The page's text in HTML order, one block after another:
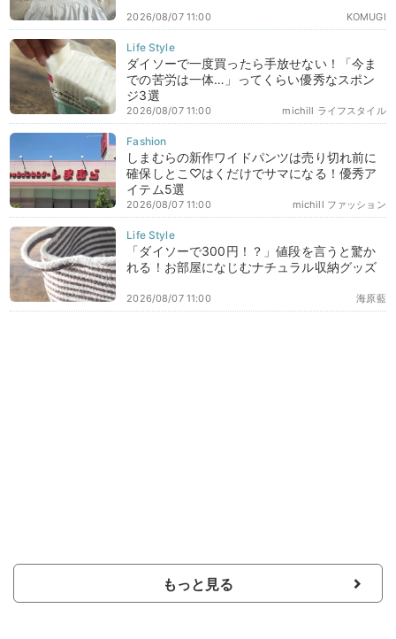
KOMUGI
2026/08/07 11:00
ダイソーで一度買ったら手放せない！「今ま
での苦労は一体…」ってくらい優秀なスポン
ジ3選
michill ライフスタイル
2026/08/07 11:00
しまむらの新作ワイドパンツは売り切れ前に
確保しとこ♡はくだけでサマになる！優秀ア
イテム5選
michill ファッション
2026/08/07 11:00
「ダイソーで300円！？」値段を言うと驚か
れる！お部屋になじむナチュラル収納グッズ
海原藍
2026/08/07 11:00
もっと見る